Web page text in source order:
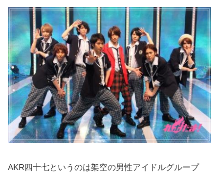
AKR四十七というのは架空の男性アイドルグループ